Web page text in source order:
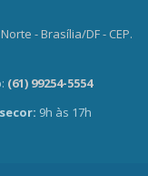
- Brasília/DF - CEP.
(61) 99254-5554
9h às 17h